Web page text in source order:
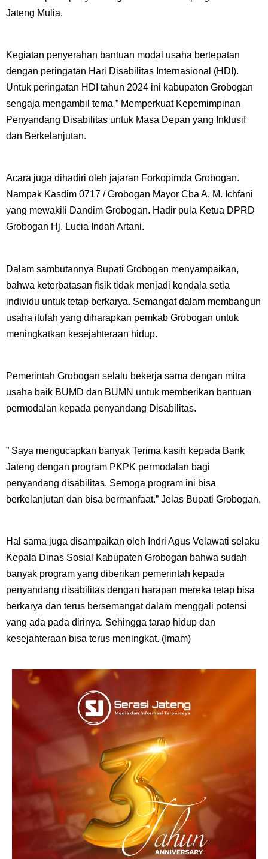
Jateng Mulia.
Kegiatan penyerahan bantuan modal usaha bertepatan
dengan peringatan Hari Disabilitas Internasional (HDI).
Untuk peringatan HDI tahun 2024 ini kabupaten Grobogan
sengaja mengambil tema ” Memperkuat Kepemimpinan
Penyandang Disabilitas untuk Masa Depan yang Inklusif
dan Berkelanjutan.
Acara juga dihadiri oleh jajaran Forkopimda Grobogan.
Nampak Kasdim 0717 / Grobogan Mayor Cba A. M. Ichfani
yang mewakili Dandim Grobogan. Hadir pula Ketua DPRD
Grobogan Hj. Lucia Indah Artani.
Dalam sambutannya Bupati Grobogan menyampaikan,
bahwa keterbatasan fisik tidak menjadi kendala setia
individu untuk tetap berkarya. Semangat dalam membangun
usaha itulah yang diharapkan pemkab Grobogan untuk
meningkatkan kesejahteraan hidup.
Pemerintah Grobogan selalu bekerja sama dengan mitra
usaha baik BUMD dan BUMN untuk memberikan bantuan
permodalan kepada penyandang Disabilitas.
” Saya mengucapkan banyak Terima kasih kepada Bank
Jateng dengan program PKPK permodalan bagi
penyandang disabilitas. Semoga program ini bisa
berkelanjutan dan bisa bermanfaat.” Jelas Bupati Grobogan.
Hal sama juga disampaikan oleh Indri Agus Velawati selaku
Kepala Dinas Sosial Kabupaten Grobogan bahwa sudah
banyak program yang diberikan pemerintah kepada
penyandang disabilitas dengan harapan mereka tetap bisa
berkarya dan terus bersemangat dalam menggali potensi
yang ada pada dirinya. Sehingga tarap hidup dan
kesejahteraan bisa terus meningkat. (Imam)